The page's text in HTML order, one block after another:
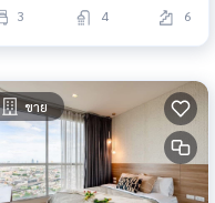
3 4 6
ขาย